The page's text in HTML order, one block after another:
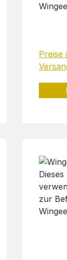
Profil-
Preise